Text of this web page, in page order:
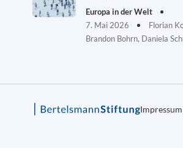
Europa in der Welt
7. Mai 2026
Florian
Brandon Bohrn, Daniela
Impressum